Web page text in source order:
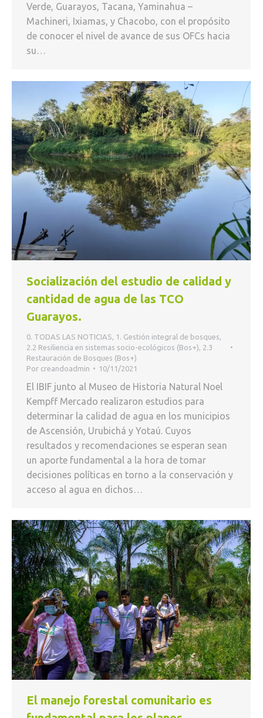
Verde, Guarayos, Tacana, Yaminahua –
Machineri, Ixiamas, y Chacobo, con el propósito
de conocer el nivel de avance de sus OFCs hacia
su…
Socialización del estudio de calidad y
cantidad de agua de las TCO
Guarayos.
0. TODAS LAS NOTICIAS 1. Gestión integral de bosques
2.2 Resiliencia en sistemas socio-ecológicos (Bos+) 2.3
Restauración de Bosques (Bos+)
Por creandoadmin 10/11/2021
El IBIF junto al Museo de Historia Natural Noel
Kempff Mercado realizaron estudios para
determinar la calidad de agua en los municipios
de Ascensión, Urubichá y Yotaú. Cuyos
resultados y recomendaciones se esperan sean
un aporte fundamental a la hora de tomar
decisiones políticas en torno a la conservación y
acceso al agua en dichos…
El manejo forestal comunitario es